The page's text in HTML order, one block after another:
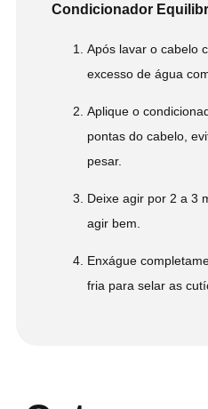
Condicionador
Após lavar o cabelo
excesso de água
Aplique o
pontas do cabelo,
pesar.
Deixe agir por 2 a 3
agir bem.
Enxágue
fria para selar as